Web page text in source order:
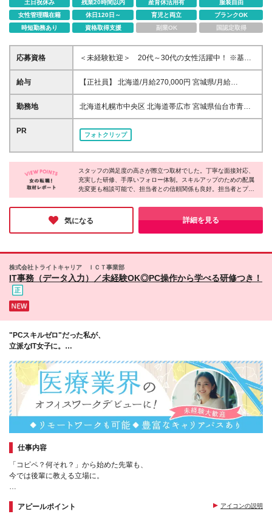
土日祝休み 残業20時間以内 産育休活用有
服装自由
女性管理職在籍
休日120日～ 育児と両立
ブランクOK
時短勤務あり
資格取得支援 副業OK 国認定取得
応募資格
＜未経験歓迎＞ 20代～30代の女性活躍中！ ※基本
的なPCスキル(Word・Excel等)をお持ちの方 【こん
な方は歓迎】 〇IT業界での実務経験がある方 〇IT関連
看護に関する経験や興味がある方 〇ITやシステムに興
味がある方 〇社会貢献性の高い仕事がしたい方 〇し
キル・キャリアアップがしたい方 〇ワークライフバ
業で腰を据えて働きたい方 ◆業種未経験歓迎/職種未
経験歓迎 ◆学歴不問/第二新卒歓迎 ◆正社員経験不問/
フリーター歓迎 ◆資格不問/無資格OK ◆経験者歓迎/
ブランクOK ◆20代活躍中/30代活躍中/女性活躍中 ◆
ハローワークでお探しの方も歓迎 【下記業務の経験
者や興味がある方も歓迎】 データ分析、社内SE、自
社開発、IT事務、カスタマーサクセス、ゲーム業界、
給与
【正社員】 北海道/月給270,000円 宮城県/月給
270,000円 茨城県/月給270,000円 埼玉県/月給
280,000円 千葉県/月給280,000円 東京都/月給
270,000円 愛知県/月給270,000円 三重県/月給
270,000円 奈良県/月給270,000円 岡山県/月給
270,000円 広島県/月給270,000円 香川県/月給
270,000円 福岡県/月給270,000円 佐賀県/月給
280,000円(基本給234,000円、固定残業代46,000円/
月25ｈ含む) 月給270,000円(基本給225,500円、固定
給229,000円、固定残業代27,000円/月15ｈ含む) ※超
過分別途支給 ※雇用形態・待遇・福利厚生については
勤務地
北海道札幌市中央区 北海道帯広市 宮城県仙台市青葉
区 茨城県水戸市 埼玉県さいたま市大宮区 埼玉県川口
市 千葉県千葉市中央区 東京都葛飾区 東京都江戸川区
東京都港区 東京都荒川区 東京都渋谷区 東京都新宿区
東京都杉並区 東京都世田谷区 東京都千代田区 東京都
足立区 東京都台東区 東京都大田区 東京都中央区 東京
都中野区 東京都板橋区 東京都品川区 東京都文京区 東
京都北区 神奈川県横浜市港北区 新潟県新潟市中央区
岐阜県大垣市 静岡県静岡市葵区 愛知県刈谷市 愛知県
南区 大阪府高槻市 大阪府吹田市 大阪府大阪市中央区
兵庫県神戸市中央区 奈良県橿原市 奈良県奈良市 岡山
(変更の範囲)上記を除く当社関連勤務地
PR
フォトクリップ
スタッフの満足度の高さが際立つ取材でした。丁寧な面接対応、
充実した研修、手厚いフォロー体制。スキルアップのための配属
先変更も相談可能で、担当者との信頼関係も良好。担当者とプラ
イベートで交流する人もいるそうです。あなたの挑戦を温かく見
守り、成功を全力で応援してくれる。そんな会社で、新しいスタ
ートを切りませんか？
気になる 詳細を見る
株式会社トライトキャリア ＩＣＴ事業部
IT事務（データ入力）／未経験OK◎PC操作から学べる研修つき！
"PCスキルゼロ"だった私が、
立派なIT女子に。
仕事内容
「コピペ？何それ？」から始めた先輩も、
今では後輩に教える立場に。
じわじわIT知識が身につく。
アピールポイント アイコンの説明